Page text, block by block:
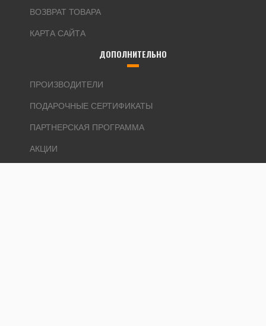
ВОЗВРАТ ТОВАРА
КАРТА САЙТА
ДОПОЛНИТЕЛЬНО
ПРОИЗВОДИТЕЛИ
ПОДАРОЧНЫЕ СЕРТИФИКАТЫ
ПАРТНЕРСКАЯ ПРОГРАММА
АКЦИИ